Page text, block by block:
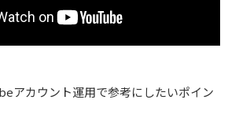
アカウント運用で参考にしたいポイン